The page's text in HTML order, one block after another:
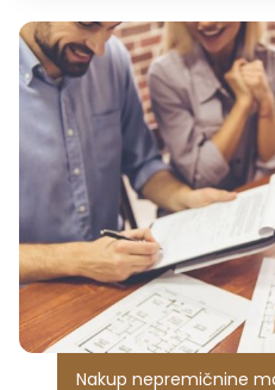
Nakup nepremičnine